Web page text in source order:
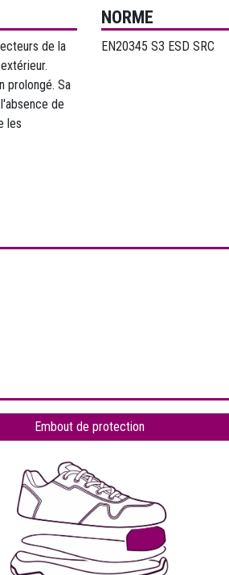
de la
prolongé. Sa
de
les
NORME
EN20345 S3 ESD SRC
Embout de protection